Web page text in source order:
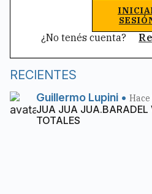
¿No tenés cuenta?
RECIENTES
Guillermo Lupini •Hace
JUA JUA JUA.BARADEL
TOTALES